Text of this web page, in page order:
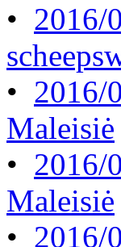
• 2016/
• 2016/
Maleisiė
• 2016/
Maleisiė
• 2016/